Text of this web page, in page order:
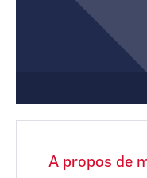
CCI Business
Pays de la Loire
CCI Business
Pays de la Loire
A propos de